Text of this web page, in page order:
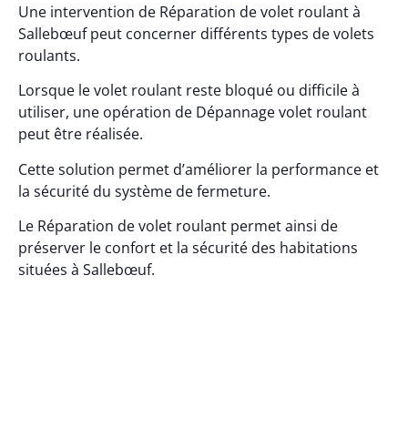
Une intervention de Réparation de volet roulant à
Sallebœuf peut concerner différents types de volets
roulants.
Lorsque le volet roulant reste bloqué ou difficile à
utiliser, une opération de Dépannage volet roulant
peut être réalisée.
Cette solution permet d’améliorer la performance et
la sécurité du système de fermeture.
Le Réparation de volet roulant permet ainsi de
préserver le confort et la sécurité des habitations
situées à Sallebœuf.